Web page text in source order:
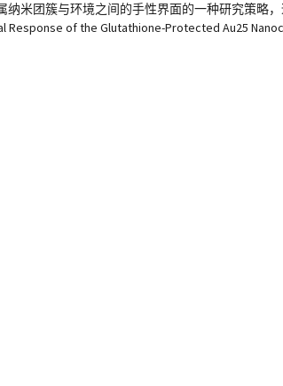
纳米团簇与环境之间的手性界面的一种研究策略
of the Glutathione-Protected Au25